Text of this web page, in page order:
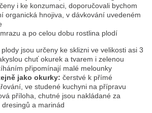
i ke konzumaci, doporučovali bychom
organická hnojiva, v dávkování uvedeném
a po celou dobu rostlina plodí
jsou určeny ke sklizni ve velikosti asi 3
chuť okurek a tvarem i zelenou
připomínají malé melounky
jako okurky: čerstvé k přímé
ve studené kuchyni na přípravu
příloha, chutné jsou nakládané za
a marinád